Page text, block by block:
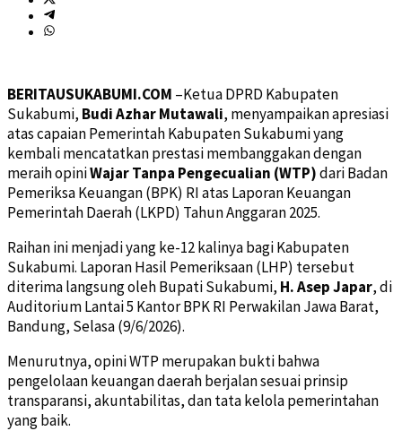
BERITAUSUKABUMI.COM –Ketua DPRD Kabupaten
Sukabumi, Budi Azhar Mutawali, menyampaikan apresiasi
atas capaian Pemerintah Kabupaten Sukabumi yang
kembali mencatatkan prestasi membanggakan dengan
meraih opiniWajar Tanpa Pengecualian (WTP)dari Badan
Pemeriksa Keuangan (BPK) RI atas Laporan Keuangan
Pemerintah Daerah (LKPD) Tahun Anggaran 2025.
Raihan ini menjadi yang ke-12 kalinya bagi Kabupaten
Sukabumi. Laporan Hasil Pemeriksaan (LHP) tersebut
diterima langsung oleh Bupati Sukabumi, H. Asep Japar, di
Auditorium Lantai 5 Kantor BPK RI Perwakilan Jawa Barat,
Bandung, Selasa (9/6/2026).
Menurutnya, opini WTP merupakan bukti bahwa
pengelolaan keuangan daerah berjalan sesuai prinsip
transparansi, akuntabilitas, dan tata kelola pemerintahan
yang baik.